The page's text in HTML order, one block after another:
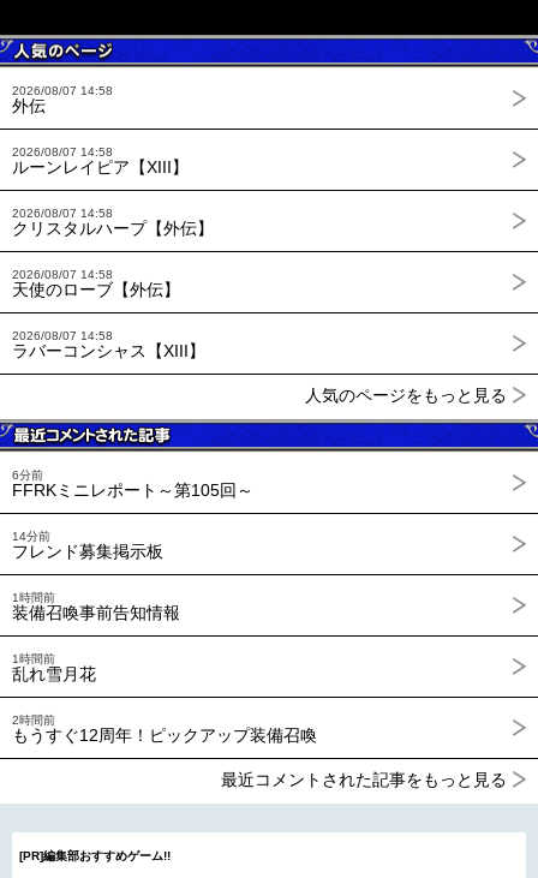
2026/08/07 14:58
外伝
2026/08/07 14:58
ルーンレイピア【XIII】
2026/08/07 14:58
クリスタルハープ【外伝】
2026/08/07 14:58
天使のローブ【外伝】
2026/08/07 14:58
ラバーコンシャス【XIII】
人気のページをもっと見る
6分前
FFRKミニレポート～第105回～
14分前
フレンド募集掲示板
1時間前
装備召喚事前告知情報
1時間前
乱れ雪月花
2時間前
もうすぐ12周年！ピックアップ装備召喚
最近コメントされた記事をもっと見る
[PR]編集部おすすめゲーム!!